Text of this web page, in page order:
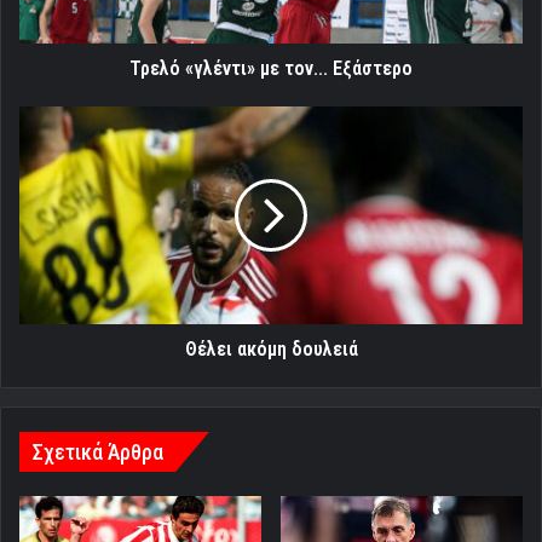
Τρελό «γλέντι» με τον... Εξάστερο
Θέλει
ακόμη
δουλειά
Θέλει ακόμη δουλειά
Σχετικά Άρθρα